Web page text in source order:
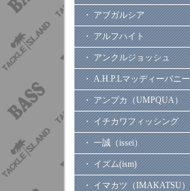
・ アブガルシア
・ アルフハイト
・ アンクルジョッシュ
・ A.H.P.Lマッディーバニー
・ アンプカ（UMPQUA）
・ イチカワフィッシング
・ 一誠（issei）
・ イズム(ism)
・ イマカツ（IMAKATSU）